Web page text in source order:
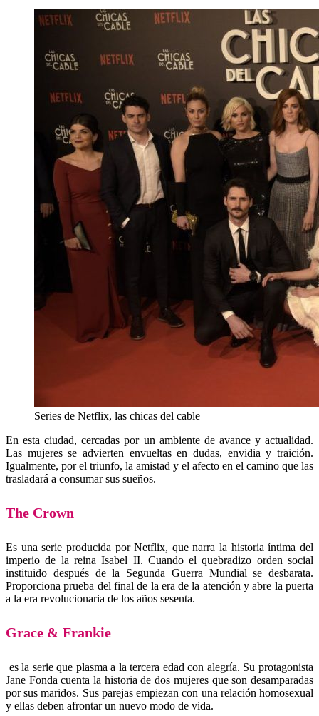
Series de Netflix, las chicas del cable
En esta ciudad, cercadas por un ambiente de avance y actualidad.
Las mujeres se advierten envueltas en dudas, envidia y traición.
Igualmente, por el triunfo, la amistad y el afecto en el camino que las
trasladará a consumar sus sueños.
The Crown
Es una serie producida por Netflix, que narra la historia íntima del
imperio de la reina Isabel II. Cuando el quebradizo orden social
instituido después de la Segunda Guerra Mundial se desbarata.
Proporciona prueba del final de la era de la atención y abre la puerta
a la era revolucionaria de los años sesenta.
Grace & Frankie
es la serie que plasma a la tercera edad con alegría. Su protagonista
Jane Fonda cuenta la historia de dos mujeres que son desamparadas
por sus maridos. Sus parejas empiezan con una relación homosexual
y ellas deben afrontar un nuevo modo de vida.